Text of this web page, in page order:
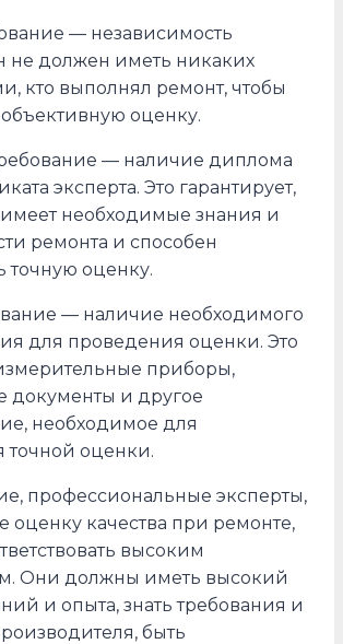
— независимость
не должен иметь никаких
кто выполнял ремонт, чтобы
оценку.
— наличие диплома
эксперта. Это гарантирует,
имеет необходимые знания и
ремонта и способен
точную оценку.
— наличие необходимого
для проведения оценки. Это
приборы,
документы и другое
необходимое для
точной оценки.
профессиональные эксперты,
оценку качества при ремонте,
высоким
Они должны иметь высокий
и опыта, знать требования и
быть